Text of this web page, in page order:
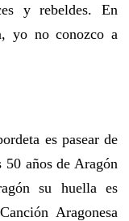
y rebeldes. En
yo no conozco a
es pasear de
años de Aragón
su huella es
Aragonesa